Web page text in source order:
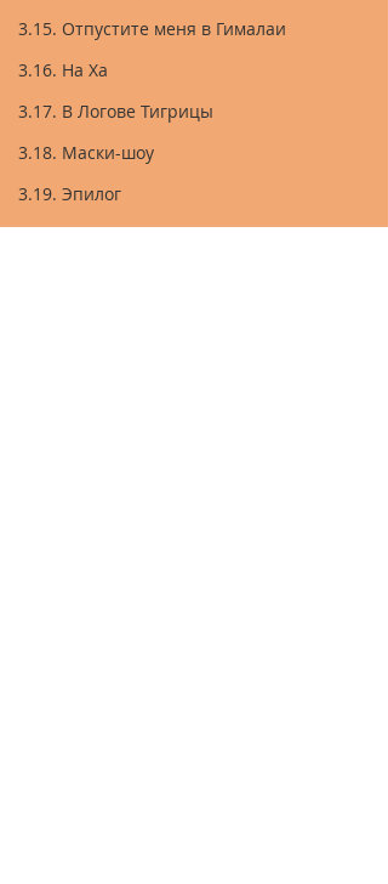
3.15. Отпустите меня в Гималаи
3.16. На Ха
3.17. В Логове Тигрицы
3.18. Маски-шоу
3.19. Эпилог
4. Мадагаскар